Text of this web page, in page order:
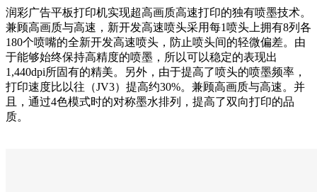
润彩广告平板打印机实现超高画质高速打印的独有喷墨技术。
兼顾高画质与高速，新开发高速喷头采用每1喷头上拥有8列各
180个喷嘴的全新开发高速喷头，防止喷头间的轻微偏差。由
于能够始终保持高精度的喷墨，所以可以稳定的表现出
1,440dpi所固有的精美。另外，由于提高了喷头的喷墨频率，
打印速度比以往（JV3）提高约30%。兼顾高画质与高速。并
且，通过4色模式时的对称墨水排列，提高了双向打印的品
质。